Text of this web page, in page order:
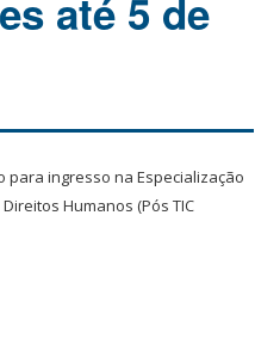
até 5 de
para ingresso na Especialização
Humanos (Pós TIC